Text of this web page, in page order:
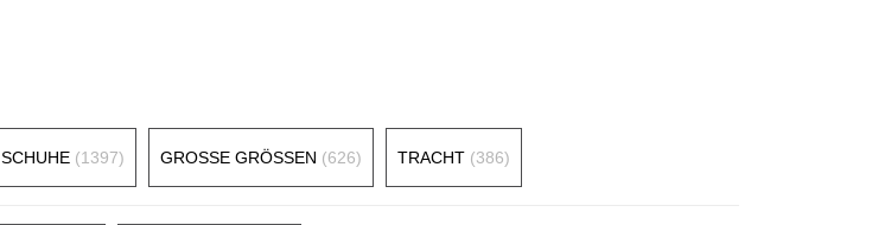
SCHUHE (1397) GROSSE GRÖSSEN (626) TRACHT (386)